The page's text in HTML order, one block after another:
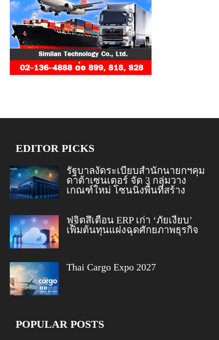
EDITOR PICKS
รัฐบาลงัดระเบียบสำนักนายกฯคุม
ดาต้าเซนเตอร์ จัด 3 กลุ่มวาง
เกณฑ์ใหม่ โซนนิ่งพื้นที่สร้าง
ฟูจิตสึเตือน ERP เก่า ‘ภัยเงียบ’
เพิ่มต้นทุนแฝงฉุดศักยภาพธุรกิจ
Thai Cargo Expo 2027
POPULAR POSTS